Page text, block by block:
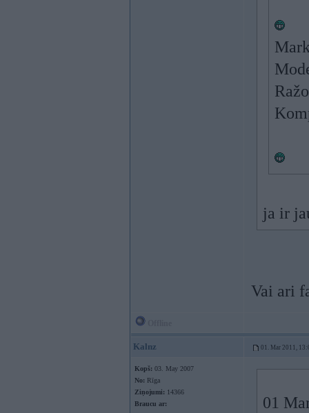
ja ir
Vai ari
Kalnz 01. Mar 2011,
Kopš: 03. May 2007
No: Rīga
Ziņojumi: 14366
Braucu ar:
01